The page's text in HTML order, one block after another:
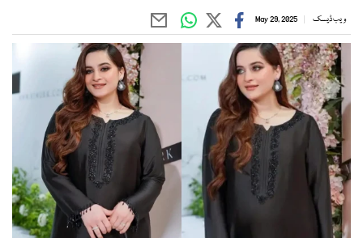
ویب ڈیسک May 29, 2025